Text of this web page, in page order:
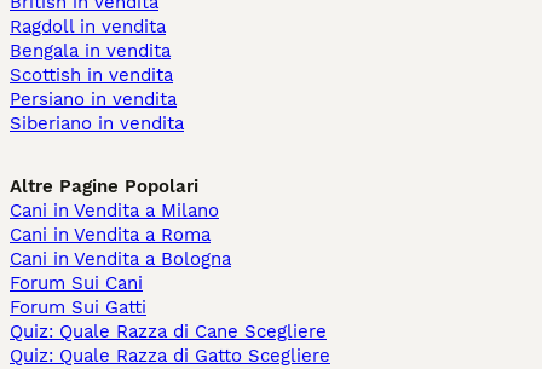
Ragdoll in vendita
Bengala in vendita
Scottish in vendita
Persiano in vendita
Siberiano in vendita
Altre Pagine Popolari
Cani in Vendita a Milano
Cani in Vendita a Roma
Cani in Vendita a Bologna
Forum Sui Cani
Forum Sui Gatti
Quiz: Quale Razza di Cane Scegliere
Quiz: Quale Razza di Gatto Scegliere